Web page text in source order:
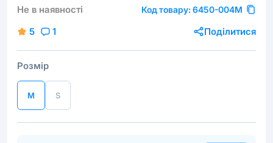
Не в наявності Код товару: 6450-004M
5 1 Поділитися
Розмір
M S